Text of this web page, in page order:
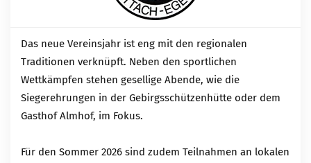
Das neue Vereinsjahr ist eng mit den regionalen
Traditionen verknüpft. Neben den sportlichen
Wettkämpfen stehen gesellige Abende, wie die
Siegerehrungen in der Gebirgsschützenhütte oder dem
Gasthof Almhof, im Fokus.
Für den Sommer 2026 sind zudem Teilnahmen an lokalen